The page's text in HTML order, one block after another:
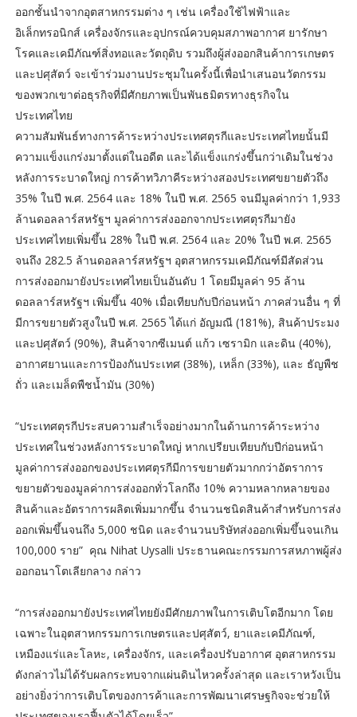
ออกชั้นนำจากอุตสาหกรรมต่าง ๆ เช่น เครื่องใช้ไฟฟ้าและ
อิเล็กทรอนิกส์ เครื่องจักรและอุปกรณ์ควบคุมสภาพอากาศ ยารักษา
โรคและเคมีภัณฑ์สิ่งทอและวัตถุดิบ รวมถึงผู้ส่งออกสินค้าการเกษตร
และปศุสัตว์ จะเข้าร่วมงานประชุมในครั้งนี้เพื่อนำเสนอนวัตกรรม
ของพวกเขาต่อธุรกิจที่มีศักยภาพเป็นพันธมิตรทางธุรกิจใน
ประเทศไทย
ความสัมพันธ์ทางการค้าระหว่างประเทศตุรกีและประเทศไทยนั้นมี
ความแข็งแกร่งมาตั้งแต่ในอดีต และได้แข็งแกร่งขึ้นกว่าเดิมในช่วง
หลังการระบาดใหญ่ การค้าทวิภาคีระหว่างสองประเทศขยายตัวถึง
35% ในปี พ.ศ. 2564 และ 18% ในปี พ.ศ. 2565 จนมีมูลค่ากว่า 1,933
ล้านดอลลาร์สหรัฐฯ มูลค่าการส่งออกจากประเทศตุรกีมายัง
ประเทศไทยเพิ่มขึ้น 28% ในปี พ.ศ. 2564 และ 20% ในปี พ.ศ. 2565
จนถึง 282.5 ล้านดอลลาร์สหรัฐฯ อุตสาหกรรมเคมีภัณฑ์มีสัดส่วน
การส่งออกมายังประเทศไทยเป็นอันดับ 1 โดยมีมูลค่า 95 ล้าน
ดอลลาร์สหรัฐฯ เพิ่มขึ้น 40% เมื่อเทียบกับปีก่อนหน้า ภาคส่วนอื่น ๆ ที่
มีการขยายตัวสูงในปี พ.ศ. 2565 ได้แก่ อัญมณี (181%), สินค้าประมง
และปศุสัตว์ (90%), สินค้าจากซีเมนต์ แก้ว เซรามิก และดิน (40%),
อากาศยานและการป้องกันประเทศ (38%), เหล็ก (33%), และ ธัญพืช
ถั่ว และเมล็ดพืชน้ำมัน (30%)
“ประเทศตุรกีประสบความสำเร็จอย่างมากในด้านการค้าระหว่าง
ประเทศในช่วงหลังการระบาดใหญ่ หากเปรียบเทียบกับปีก่อนหน้า
มูลค่าการส่งออกของประเทศตุรกีมีการขยายตัวมากกว่าอัตราการ
ขยายตัวของมูลค่าการส่งออกทั่วโลกถึง 10% ความหลากหลายของ
สินค้าและอัตราการผลิตเพิ่มมากขึ้น จำนวนชนิดสินค้าสำหรับการส่ง
ออกเพิ่มขึ้นจนถึง 5,000 ชนิด และจำนวนบริษัทส่งออกเพิ่มขึ้นจนเกิน
100,000 ราย” คุณ Nihat Uysalli ประธานคณะกรรมการสหภาพผู้ส่ง
ออกอนาโตเลียกลาง กล่าว
“การส่งออกมายังประเทศไทยยังมีศักยภาพในการเติบโตอีกมาก โดย
เฉพาะในอุตสาหกรรมการเกษตรและปศุสัตว์, ยาและเคมีภัณฑ์,
เหมืองแร่และโลหะ, เครื่องจักร, และเครื่องปรับอากาศ อุตสาหกรรม
ดังกล่าวไม่ได้รับผลกระทบจากแผ่นดินไหวครั้งล่าสุด และเราหวังเป็น
อย่างยิ่งว่าการเติบโตของการค้าและการพัฒนาเศรษฐกิจจะช่วยให้